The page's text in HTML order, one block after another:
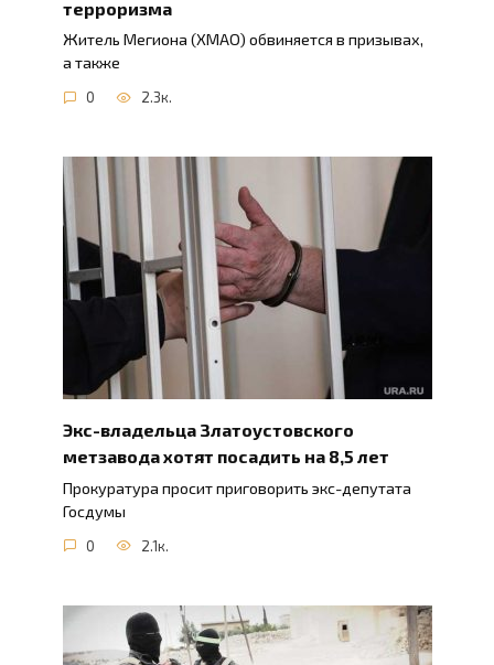
терроризма
Житель Мегиона (ХМАО) обвиняется в призывах,
а также
0 2.3к.
Экс-владельца Златоустовского
метзавода хотят посадить на 8,5 лет
Прокуратура просит приговорить экс-депутата
Госдумы
0 2.1к.